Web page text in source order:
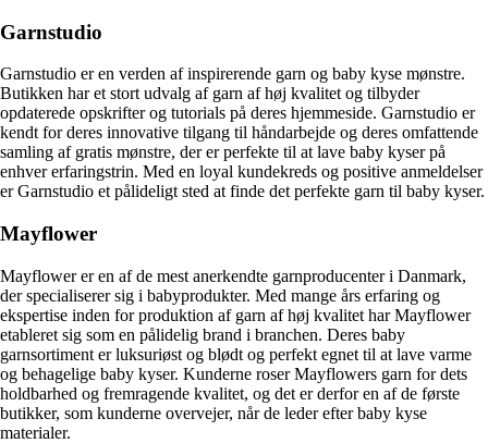
Garnstudio
Garnstudio er en verden af inspirerende garn og baby kyse mønstre.
Butikken har et stort udvalg af garn af høj kvalitet og tilbyder
opdaterede opskrifter og tutorials på deres hjemmeside. Garnstudio er
kendt for deres innovative tilgang til håndarbejde og deres omfattende
samling af gratis mønstre, der er perfekte til at lave baby kyser på
enhver erfaringstrin. Med en loyal kundekreds og positive anmeldelser
er Garnstudio et pålideligt sted at finde det perfekte garn til baby kyser.
Mayflower
Mayflower er en af de mest anerkendte garnproducenter i Danmark,
der specialiserer sig i babyprodukter. Med mange års erfaring og
ekspertise inden for produktion af garn af høj kvalitet har Mayflower
etableret sig som en pålidelig brand i branchen. Deres baby
garnsortiment er luksuriøst og blødt og perfekt egnet til at lave varme
og behagelige baby kyser. Kunderne roser Mayflowers garn for dets
holdbarhed og fremragende kvalitet, og det er derfor en af de første
butikker, som kunderne overvejer, når de leder efter baby kyse
materialer.